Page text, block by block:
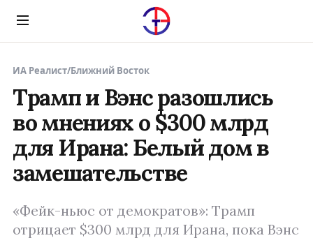
Menu
ИА Реалист/Ближний Восток
Трамп и Вэнс разошлись
во мнениях о $300 млрд
для Ирана: Белый дом в
замешательстве
«Фейк-ньюс от демократов»: Трамп
отрицает $300 млрд для Ирана, пока Вэнс